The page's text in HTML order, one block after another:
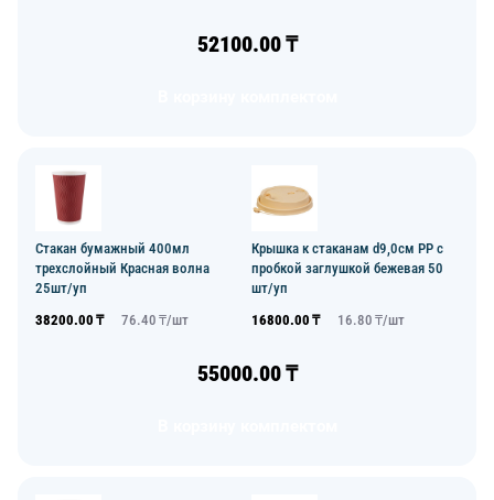
52100.00₸
Стакан бумажный 400мл
трехслойный Красная волна
25шт/уп
38200.00 ₸ 76.40 ₸/шт
Крышка к стаканам d9,0см PP с
пробкой заглушкой бежевая 50
шт/уп
16800.00 ₸ 16.80 ₸/шт
55000.00₸